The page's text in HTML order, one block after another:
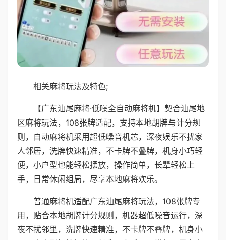
相关麻将玩法及特色;
【广东汕尾麻将·低噪全自动麻将机】契合汕尾地
区麻将玩法，108张牌适配，支持本地胡牌与计分规
则，自动麻将机采用超低噪音机芯，深夜娱乐不扰家
人邻居，洗牌快速精准，不卡牌不叠牌，机身小巧轻
便，小户型也能轻松摆放，操作简单，长辈轻松上
手，日常休闲组局，尽享本地麻将欢乐。
普通麻将机适配广东汕尾麻将玩法，108张牌专
用，贴合本地胡牌计分规则，机器超低噪音运行，深
夜不扰邻里，洗牌快速精准，不卡牌不叠牌，机身小